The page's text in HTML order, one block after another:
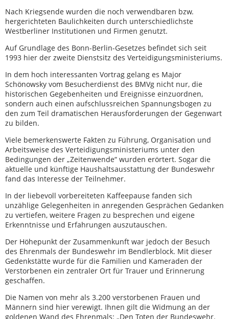
Nach Kriegsende wurden die noch verwendbaren bzw.
hergerichteten Baulichkeiten durch unterschiedlichste
Westberliner Institutionen und Firmen genutzt.
Auf Grundlage des Bonn-Berlin-Gesetzes befindet sich seit
1993 hier der zweite Dienstsitz des Verteidigungsministeriums.
In dem hoch interessanten Vortrag gelang es Major
Schönowsky vom Besucherdienst des BMVg nicht nur, die
historischen Gegebenheiten und Ereignisse einzuordnen,
sondern auch einen aufschlussreichen Spannungsbogen zu
den zum Teil dramatischen Herausforderungen der Gegenwart
zu bilden.
Viele bemerkenswerte Fakten zu Führung, Organisation und
Arbeitsweise des Verteidigungsministeriums unter den
Bedingungen der „Zeitenwende“ wurden erörtert. Sogar die
aktuelle und künftige Haushaltsausstattung der Bundeswehr
fand das Interesse der Teilnehmer.
In der liebevoll vorbereiteten Kaffeepause fanden sich
unzählige Gelegenheiten in anregenden Gesprächen Gedanken
zu vertiefen, weitere Fragen zu besprechen und eigene
Erkenntnisse und Erfahrungen auszutauschen.
Der Höhepunkt der Zusammenkunft war jedoch der Besuch
des Ehrenmals der Bundeswehr im Bendlerblock. Mit dieser
Gedenkstätte wurde für die Familien und Kameraden der
Verstorbenen ein zentraler Ort für Trauer und Erinnerung
geschaffen.
Die Namen von mehr als 3.200 verstorbenen Frauen und
Männern sind hier verewigt. Ihnen gilt die Widmung an der
goldenen Wand des Ehrenmals: „Den Toten der Bundeswehr.